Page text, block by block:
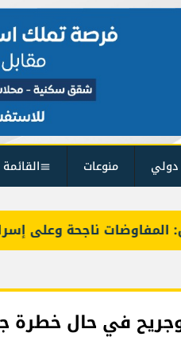
منوعات القائمة
ناجحة وعلى إسرائيل
في حال خطرة